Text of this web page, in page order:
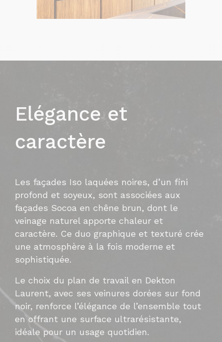
Elégance et
caractère
Les façades Iso laquées noires, d’un fini
profond et soyeux, sont associées aux
façades Socoa en chêne brun, dont le
veinage naturel apporte chaleur et
caractère. Ce duo graphique et texturé crée
une atmosphère à la fois moderne et
sophistiquée.
Le choix du plan de travail en Dekton
Laurent, avec ses veinures dorées sur fond
noir, renforce l’élégance de l’ensemble tout
en offrant une surface ultrarésistante,
idéale pour un usage quotidien.